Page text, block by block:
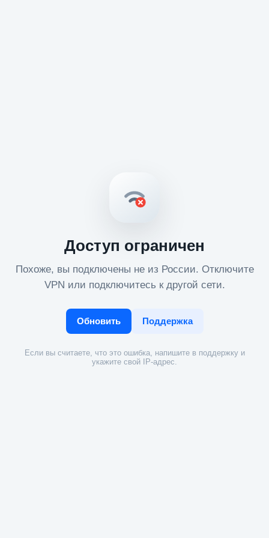
Доступ ограничен
Похоже, вы подключены не из России. Отключите
VPN или подключитесь к другой сети.
Обновить Поддержка
Если вы считаете, что это ошибка, напишите в поддержку и
укажите свой IP-адрес.